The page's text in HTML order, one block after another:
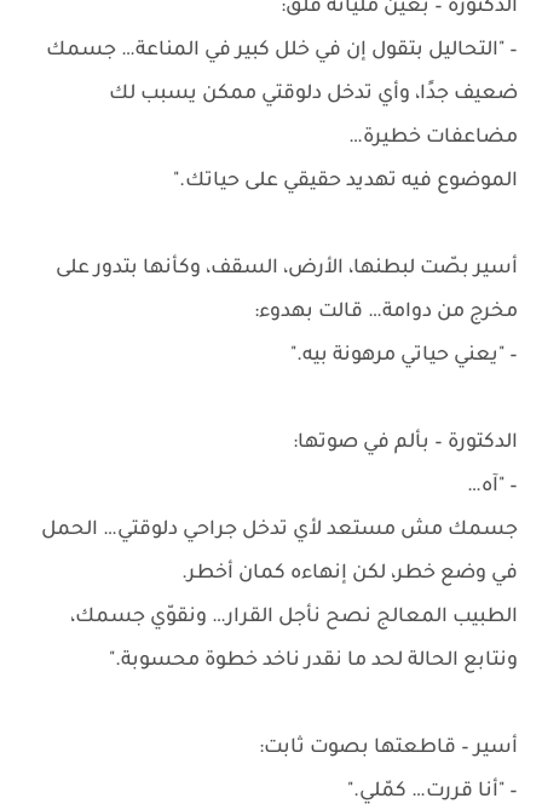
الدكتورة – بعين مليانة قلق:
– "التحاليل بتقول إن في خلل كبير في المناعة… جسمك
ضعيف جدًا، وأي تدخل دلوقتي ممكن يسبب لك
مضاعفات خطيرة…
الموضوع فيه تهديد حقيقي على حياتك."
أسير بصّت لبطنها، الأرض، السقف، وكأنها بتدور على
مخرج من دوامة… قالت بهدوء:
– "يعني حياتي مرهونة بيه."
الدكتورة – بألم في صوتها:
– "آه…
جسمك مش مستعد لأي تدخل جراحي دلوقتي… الحمل
في وضع خطر، لكن إنهاءه كمان أخطر.
الطبيب المعالج نصح نأجل القرار… ونقوّي جسمك،
ونتابع الحالة لحد ما نقدر ناخد خطوة محسوبة."
أسير – قاطعتها بصوت ثابت:
– "أنا قررت… كمّلي."